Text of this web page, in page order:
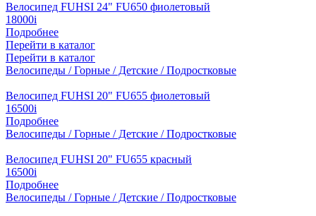
Велосипед FUHSI 24" FU650 фиолетовый
18000i
Подробнее
Перейти в каталог
Перейти в каталог
Велосипеды / Горные / Детские / Подростковые
Велосипед FUHSI 20" FU655 фиолетовый
16500i
Подробнее
Велосипеды / Горные / Детские / Подростковые
Велосипед FUHSI 20" FU655 красный
16500i
Подробнее
Велосипеды / Горные / Детские / Подростковые